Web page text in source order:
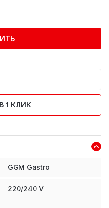
1 КЛИК
GGM Gastro
220/240 V